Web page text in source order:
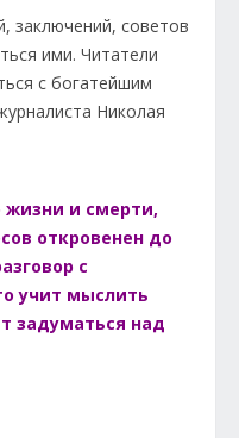
заключений, советов
ими. Читатели
с богатейшим
Николая
жизни и смерти,
откровенен до
с
учит мыслить
задуматься над